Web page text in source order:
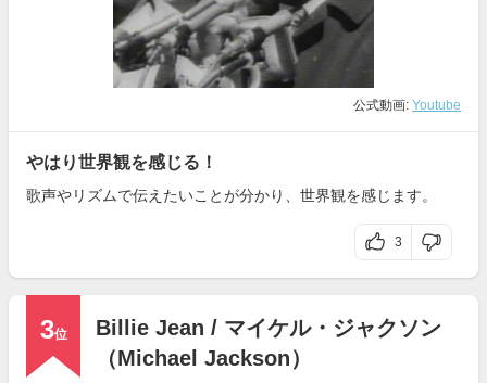
公式動画: Youtube
やはり世界観を感じる！
歌声やリズムで伝えたいことが分かり、世界観を感じます。
3
3位
Billie Jean / マイケル・ジャクソン
（Michael Jackson）